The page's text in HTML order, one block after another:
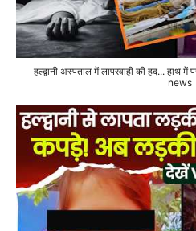
हल्द्वानी अस्पताल में लापरवाही की हद... हाथ
news